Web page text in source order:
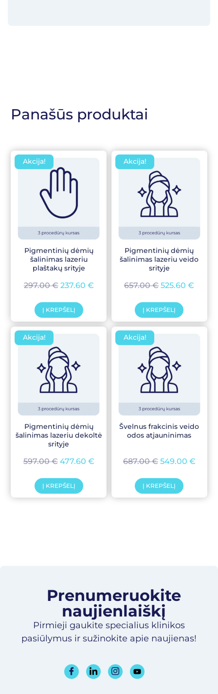
Panašūs produktai
Akcija!
Pigmentinių dėmių
šalinimas lazeriu
plaštakų srityje
297.00€ 237.60 €
Į KREPŠELĮ
Akcija!
Pigmentinių dėmių
šalinimas lazeriu veido
srityje
657.00€ 525.60€
Į KREPŠELĮ
Akcija!
Pigmentinių dėmių
šalinimas lazeriu dekoltė
srityje
597.00€ 477.60 €
Į KREPŠELĮ
Akcija!
Švelnus frakcinis veido
odos atjauninimas
687.00€ 549.00 €
Į KREPŠELĮ
Prenumeruokite
naujienlaiškį​
Pirmieji gaukite specialius klinikos
pasiūlymus ir sužinokite apie naujienas!